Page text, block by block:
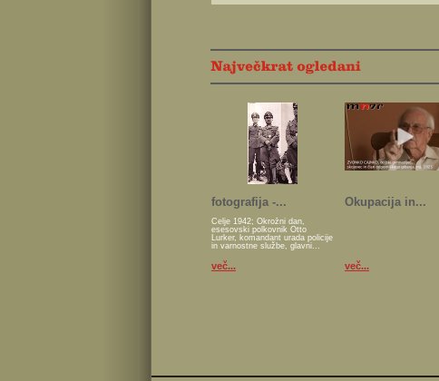
fotografija -...
Celje 1942; Okrožni dan,
esesovski polkovnik Otto
Lurker, komandant urada policije
in varnostne službe, glavni...
več...
Okupacija in...
več...